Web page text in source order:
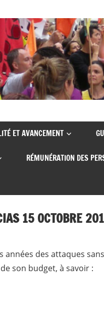
ET AVANCEMENT
RÉMUNÉRATION DES
15 OCTOBRE
années des attaques
son budget, à savoir :